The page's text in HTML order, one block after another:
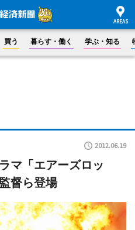
買う 暮らす・働く 学ぶ・知る
2012.06.19
マ「エアーズロッ
督ら登場